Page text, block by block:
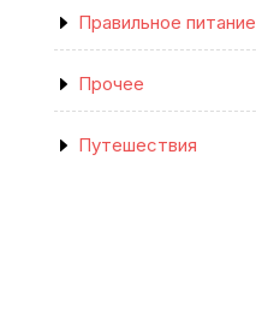
Правильное питание
Прочее
Путешествия